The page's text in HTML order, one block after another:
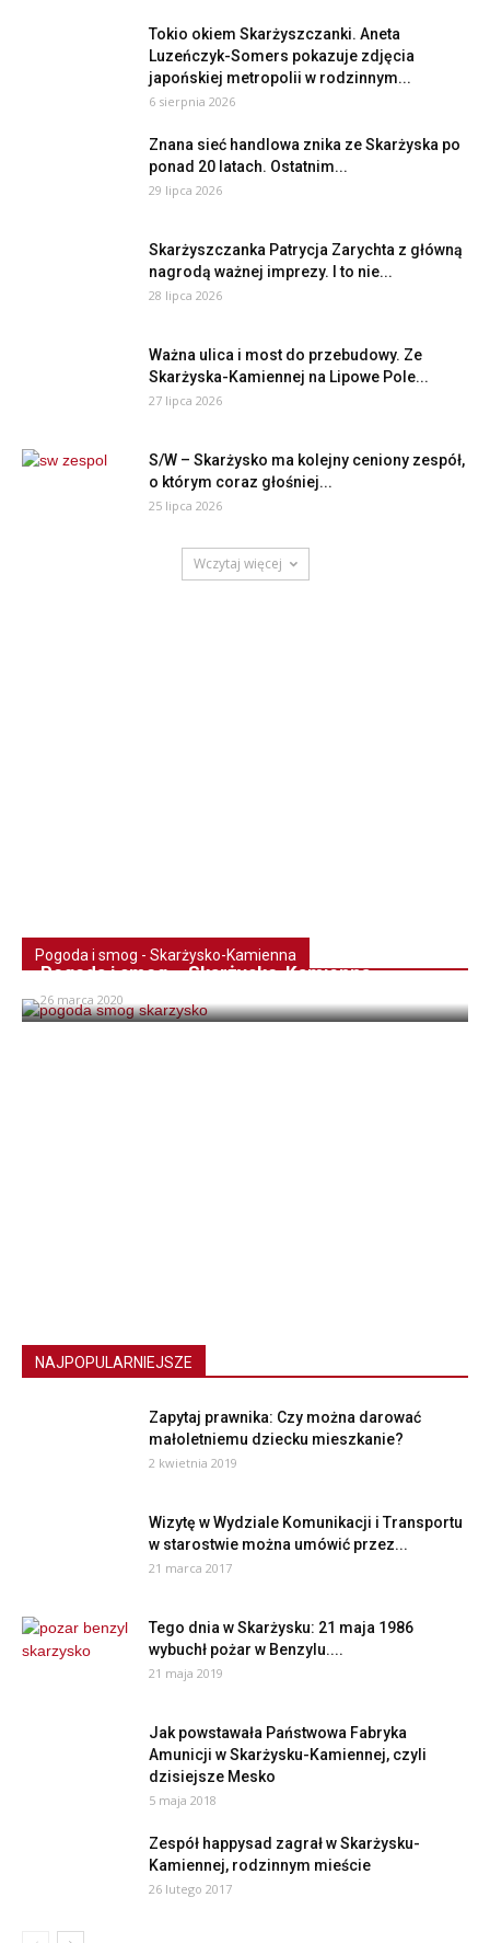
Tokio okiem Skarżyszczanki. Aneta
Luzeńczyk-Somers pokazuje zdjęcia
japońskiej metropolii w rodzinnym...
6 sierpnia 2026
Znana sieć handlowa znika ze Skarżyska po
ponad 20 latach. Ostatnim...
29 lipca 2026
Skarżyszczanka Patrycja Zarychta z główną
nagrodą ważnej imprezy. I to nie...
28 lipca 2026
Ważna ulica i most do przebudowy. Ze
Skarżyska-Kamiennej na Lipowe Pole...
27 lipca 2026
S/W – Skarżysko ma kolejny ceniony zespół,
o którym coraz głośniej...
25 lipca 2026
Wczytaj więcej
Pogoda i smog - Skarżysko-Kamienna
Pogoda i smog – Skarżysko-Kamienna
26 marca 2020
NAJPOPULARNIEJSZE
Zapytaj prawnika: Czy można darować
małoletniemu dziecku mieszkanie?
2 kwietnia 2019
Wizytę w Wydziale Komunikacji i Transportu
w starostwie można umówić przez...
21 marca 2017
Tego dnia w Skarżysku: 21 maja 1986
wybuchł pożar w Benzylu....
21 maja 2019
Jak powstawała Państwowa Fabryka
Amunicji w Skarżysku-Kamiennej, czyli
dzisiejsze Mesko
5 maja 2018
Zespół happysad zagrał w Skarżysku-
Kamiennej, rodzinnym mieście
26 lutego 2017